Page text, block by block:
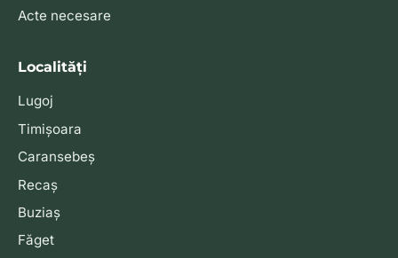
Acte necesare
Localități
Lugoj
Timișoara
Caransebeș
Recaș
Buziaș
Făget